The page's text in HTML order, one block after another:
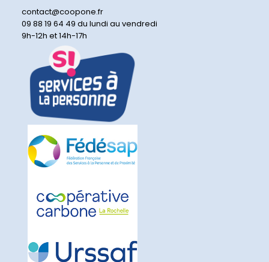
contact@coopone.fr
09 88 19 64 49 du lundi au vendredi
9h-12h et 14h-17h